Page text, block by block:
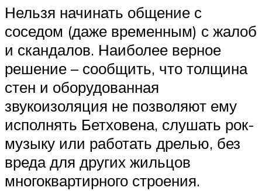
Нельзя начинать общение с
соседом (даже временным) с жалоб
и скандалов. Наиболее верное
решение – сообщить, что толщина
стен и оборудованная
звукоизоляция не позволяют ему
исполнять Бетховена, слушать рок-
музыку или работать дрелью, без
вреда для других жильцов
многоквартирного строения.